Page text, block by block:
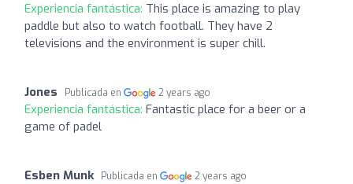
Experiencia fantástica: This place is amazing to play
paddle but also to watch football. They have 2
televisions and the environment is super chill.
Jones Publicada en 2 years ago
Experiencia fantástica: Fantastic place for a beer or a
game of padel
Esben Munk Publicada en 2 years ago